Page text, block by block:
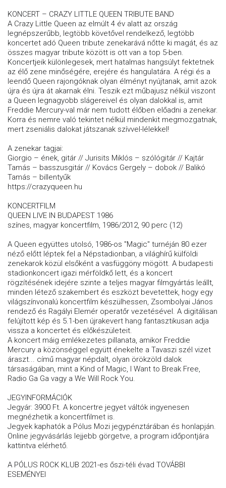
KONCERT – CRAZY LITTLE QUEEN TRIBUTE BAND
A Crazy Little Queen az elmúlt 4 év alatt az ország
legnépszerűbb, legtöbb követővel rendelkező, legtöbb
koncertet adó Queen tribute zenekarává nőtte ki magát, és az
összes magyar tribute között is ott van a top 5-ben.
Koncertjeik különlegesek, mert hatalmas hangsúlyt fektetnek
az élő zene minőségére, erejére és hangulatára. A régi és a
leendő Queen rajongóknak olyan élményt nyújtanak, amit azok
újra és újra át akarnak élni. Teszik ezt műbajusz nélkül viszont
a Queen legnagyobb slágereivel és olyan dalokkal is, amit
Freddie Mercury-val már nem tudott élőben előadni a zenekar.
Korra és nemre való tekintet nélkül mindenkit megmozgatnak,
mert zseniális dalokat játszanak szívvel-lélekkel!
A zenekar tagjai:
Giorgio – ének, gitár // Jurisits Miklós – szólógitár // Kajtár
Tamás – basszusgitár // Kovács Gergely – dobok // Balikó
Tamás – billentyűk
https://crazyqueen.hu
KONCERTFILM
QUEEN LIVE IN BUDAPEST 1986
színes, magyar koncertfilm, 1986/2012, 90 perc (12)
A Queen együttes utolsó, 1986-os "Magic" turnéján 80 ezer
néző előtt léptek fel a Népstadionban, a világhírű külföldi
zenekarok közül elsőként a vasfüggöny mögött. A budapesti
stadionkoncert igazi mérföldkő lett, és a koncert
rögzítésének idejére szinte a teljes magyar filmgyártás leállt,
minden létező szakembert és eszközt bevetettek, hogy egy
világszínvonalú koncertfilm készülhessen, Zsombolyai János
rendező és Ragályi Elemér operatőr vezetésével. A digitálisan
felújított kép és 5.1-ben újrakevert hang fantasztikusan adja
vissza a koncertet és előkészületeit.
A koncert máig emlékezetes pillanata, amikor Freddie
Mercury a közönséggel együtt énekelte a Tavaszi szél vizet
áraszt... című magyar népdalt, olyan örökzöld dalok
társaságában, mint a Kind of Magic, I Want to Break Free,
Radio Ga Ga vagy a We Will Rock You.
JEGYINFORMÁCIÓK
Jegyár: 3900 Ft. A koncertre jegyet váltók ingyenesen
megnézhetik a koncertfilmet is.
Jegyek kaphatók a Pólus Mozi jegypénztárában és honlapján.
Online jegyvásárlás lejjebb görgetve, a program időpontjára
kattintva elérhető.
A PÓLUS ROCK KLUB 2021-es őszi-téli évad TOVÁBBI
ESEMÉNYEI